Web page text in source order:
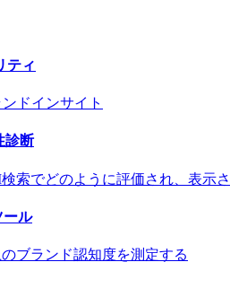
ティ
ドインサイト
診断
索でどのように評価され、表示
ール
ブランド認知度を測定する